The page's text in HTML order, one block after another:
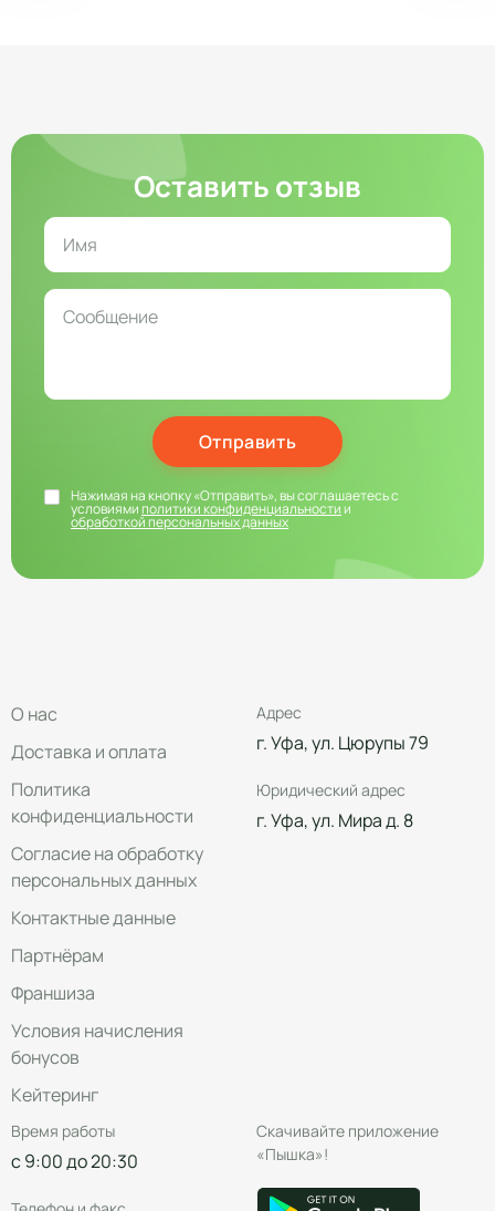
Оставить отзыв
Отправить
Нажимая на кнопку «Отправить», вы соглашаетесь с
условиямиполитики конфиденциальностии
обработкой персональных данных
О нас
Доставка и оплата
Политика
конфиденциальности
Согласие на обработку
персональных данных
Контактные данные
Партнёрам
Франшиза
Условия начисления
бонусов
Кейтеринг
Адрес
г. Уфа, ул. Цюрупы 79
Юридический адрес
г. Уфа, ул. Мира д. 8
Время работы
с 9:00 до 20:30
Скачивайте приложение
«Пышка»!